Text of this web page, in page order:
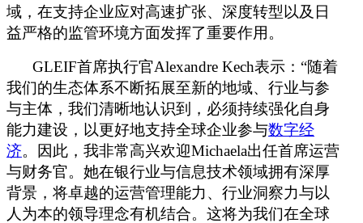
域，在支持企业应对高速扩张、深度转型以及日
益严格的监管环境方面发挥了重要作用。
GLEIF首席执行官Alexandre Kech表示： “随着
我们的生态体系不断拓展至新的地域、行业与参
与主体，我们清晰地认识到，必须持续强化自身
能力建设，以更好地支持全球企业参与数字经
济。因此，我非常高兴欢迎Michaela出任首席运营
与财务官。她在银行业与信息技术领域拥有深厚
背景，将卓越的运营管理能力、行业洞察力与以
人为本的领导理念有机结合。这将为我们在全球